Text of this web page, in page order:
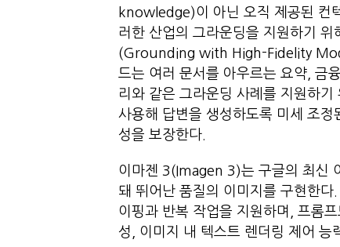
knowledge)이 아닌 오직 제공된 컨
러한 산업의 그라운딩을 지원하기
(Grounding with High-Fidelity
드는 여러 문서를 아우르는 요약, 금
리와 같은 그라운딩 사례를 지원하
사용해 답변을 생성하도록 미세 조
성을 보장한다.
이마젠 3(Imagen 3)는 구글의 최신
돼 뛰어난 품질의 이미지를 구현한
이핑과 반복 작업을 지원하며, 프롬
성, 이미지 내 텍스트 렌더링 제어 능